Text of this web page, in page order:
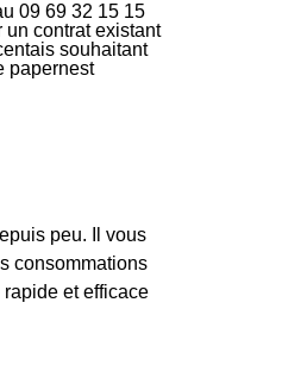
09 69 32 15 15
un contrat existant
souhaitant
papernest
peu. Il vous
consommations
et efficace